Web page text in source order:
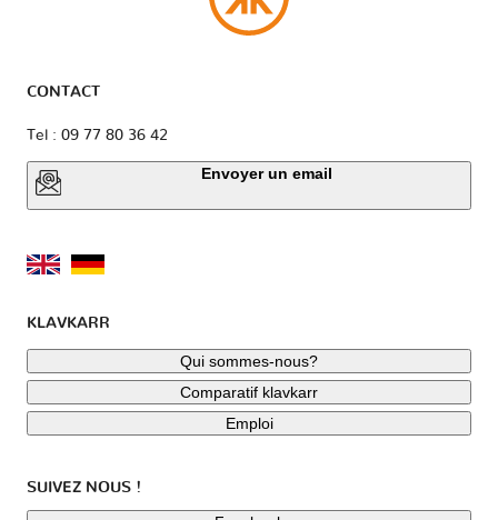
CONTACT
Tel : 09 77 80 36 42
Envoyer un email
KLAVKARR
Qui sommes-nous?
Comparatif klavkarr
Emploi
SUIVEZ NOUS !